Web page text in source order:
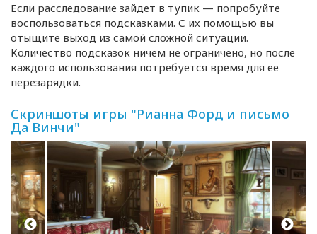
Если расследование зайдет в тупик — попробуйте
воспользоваться подсказками. С их помощью вы
отыщите выход из самой сложной ситуации.
Количество подсказок ничем не ограничено, но после
каждого использования потребуется время для ее
перезарядки.
Скриншоты игры "Рианна Форд и письмо
Да Винчи"